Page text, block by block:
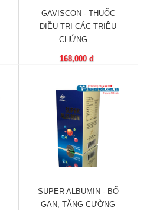
GAVISCON - THUỐC
ĐIỀU TRỊ CÁC TRIỆU
CHỨNG ...
168,000 đ
SUPER ALBUMIN - BỔ
GAN, TĂNG CƯỜNG